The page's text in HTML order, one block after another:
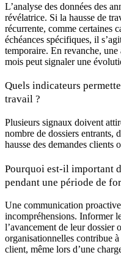
L’analyse des données des
révélatrice. Si la hausse de
récurrente, comme certaines
échéances spécifiques, il
temporaire. En revanche,
mois peut signaler une
Quels indicateurs
travail ?
Plusieurs signaux doivent
nombre de dossiers entrants,
hausse des demandes clients
Pourquoi est-il important
pendant une période de
Une communication
incompréhensions. Informer
l’avancement de leur dossier
organisationnelles contribue
client, même lors d’une